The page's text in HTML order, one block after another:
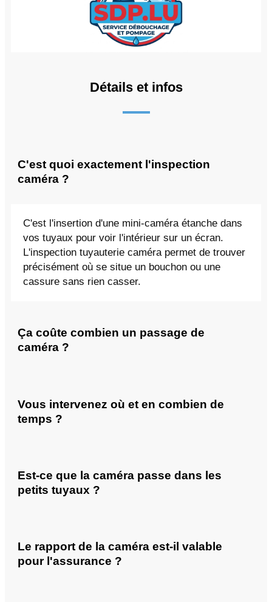
Détails et infos
C'est quoi exactement l'inspection
caméra ?
C'est l'insertion d'une mini-caméra étanche dans
vos tuyaux pour voir l'intérieur sur un écran.
L'inspection tuyauterie caméra permet de trouver
précisément où se situe un bouchon ou une
cassure sans rien casser.
Ça coûte combien un passage de
caméra ?
Vous intervenez où et en combien de
temps ?
Est-ce que la caméra passe dans les
petits tuyaux ?
Le rapport de la caméra est-il valable
pour l'assurance ?